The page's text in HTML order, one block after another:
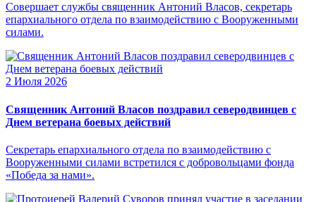
Совершает службы священник Антоний Власов, секретарь
епархиального отдела по взаимодействию с Вооруженными
силами.
2 Июля 2026
Священник Антоний Власов поздравил северодвинцев с
Днем ветерана боевых действий
Секретарь епархиального отдела по взаимодействию с
Вооруженными силами встретился с добровольцами фонда
«Победа за нами».